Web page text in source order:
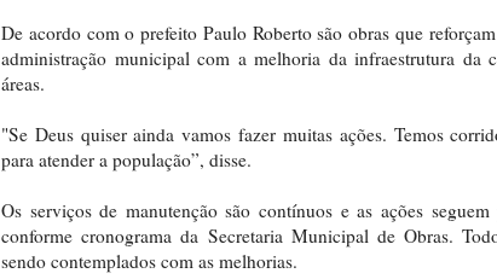
De acordo com o prefeito Paulo Roberto são obras que
administração municipal com a melhoria da infraestrutura da
áreas.
"Se Deus quiser ainda vamos fazer muitas ações. Temos
para atender a população”, disse.
Os serviços de manutenção são contínuos e as ações
conforme cronograma da Secretaria Municipal de Obras.
sendo contemplados com as melhorias.